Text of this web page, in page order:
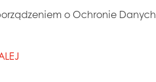
o Ochronie Danych